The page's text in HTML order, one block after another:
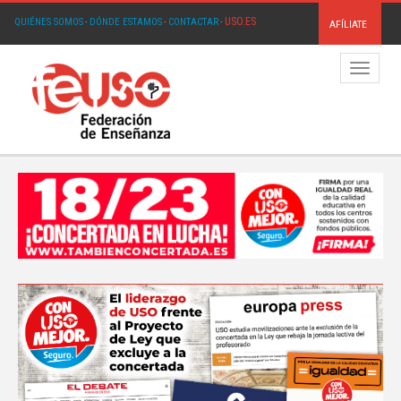
QUIÉNES SOMOS· DÓNDE ESTAMOS· CONTACTAR· USO.ES AFÍLIATE
Menú